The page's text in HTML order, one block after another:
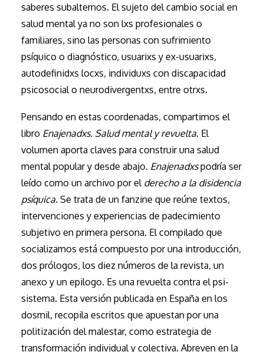
saberes subalternos. El sujeto del cambio social en
salud mental ya no son lxs profesionales o
familiares, sino las personas con sufrimiento
psíquico o diagnóstico, usuarixs y ex-usuarixs,
autodefinidxs locxs, individuxs con discapacidad
psicosocial o neurodivergentxs, entre otrxs.
Pensando en estas coordenadas, compartimos el
libro Enajenadxs. Salud mental y revuelta. El
volumen aporta claves para construir una salud
mental popular y desde abajo. Enajenadxspodría ser
leído como un archivo por el derecho a la disidencia
psíquica. Se trata de un fanzine que reúne textos,
intervenciones y experiencias de padecimiento
subjetivo en primera persona. El compilado que
socializamos está compuesto por una introducción,
dos prólogos, los diez números de la revista, un
anexo y un epilogo. Es una revuelta contra el psi-
sistema. Esta versión publicada en España en los
dosmil, recopila escritos que apuestan por una
politización del malestar, como estrategia de
transformación individual y colectiva. Abreven en la